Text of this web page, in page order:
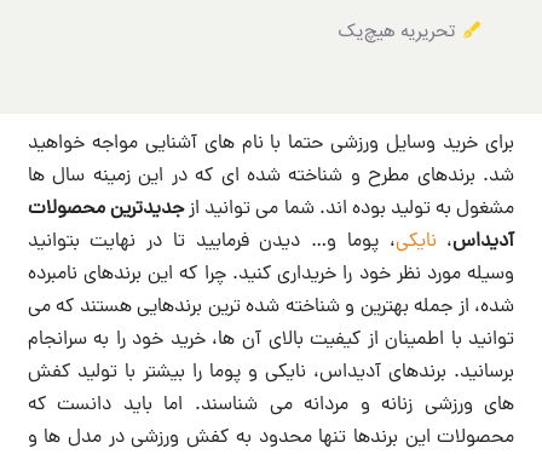
تحریریه هیچ‌یک
برای خرید وسایل ورزشی حتما با نام های آشنایی مواجه خواهید
شد. برندهای مطرح و شناخته شده ای که در این زمینه سال ها
مشغول به تولید بوده اند. شما می توانید ازجدیدترین محصولات
آدیداس، نایکی، پوما و… دیدن فرمایید تا در نهایت بتوانید
وسیله مورد نظر خود را خریداری کنید. چرا که این برندهای نامبرده
شده، از جمله بهترین و شناخته شده ترین برندهایی هستند که می
توانید با اطمینان از کیفیت بالای آن ها، خرید خود را به سرانجام
برسانید. برندهای آدیداس، نایکی و پوما را بیشتر با تولید کفش
های ورزشی زنانه و مردانه می شناسند. اما باید دانست که
محصولات این برندها تنها محدود به کفش ورزشی در مدل ها و